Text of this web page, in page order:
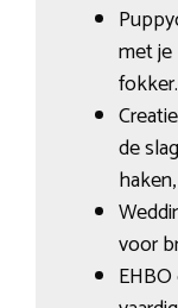
met
fokker.
de
voor